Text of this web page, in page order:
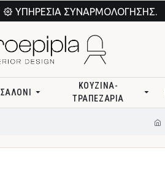
ΥΠΗΡΕΣΊΑ ΣΥΝΑΡΜΟΛΌΓΗΣΗΣ.
ΣΑΛΌΝΙ
ΚΟΥΖΊΝΑ-
ΤΡΑΠΕΖΑΡΊΑ